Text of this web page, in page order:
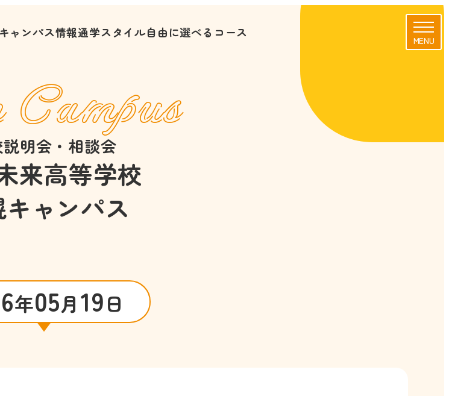
キャンパス情報通学スタイル自由に選べるコース
MENU
Campus
明会・相談会
来高等学校
ャンパス
年05月19日